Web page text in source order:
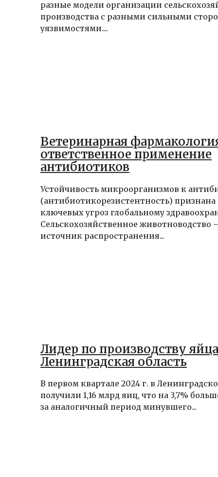
разные модели организации
производства с разными сильными
уязвимостями....
Ветеринарная
ответственное применение
антибиотиков
Устойчивость микроорганизмов к
(антибиотикорезистентность) признана
ключевых угроз глобальному
Сельскохозяйственное
источник распространения...
Лидер по производству
Ленинградская область
В первом квартале 2024 г. в
получили 1,16 млрд яиц, что на 3,7%
за аналогичный период минувшего...